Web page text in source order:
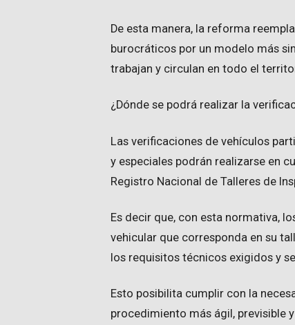
De esta manera, la reforma
burocráticos por un modelo más
trabajan y circulan en todo el
¿Dónde se podrá realizar la
Las verificaciones de vehículos
y especiales podrán realizarse en
Registro Nacional de Talleres de
Es decir que, con esta normativa,
vehicular que corresponda en su
los requisitos técnicos exigidos y
Esto posibilita cumplir con la
procedimiento más ágil, previsible